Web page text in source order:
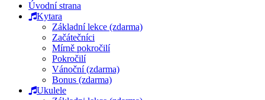
Úvodní strana
Kytara
Základní lekce (zdarma)
Začátečníci
Mírně pokročilí
Pokročilí
Vánoční (zdarma)
Bonus (zdarma)
Ukulele